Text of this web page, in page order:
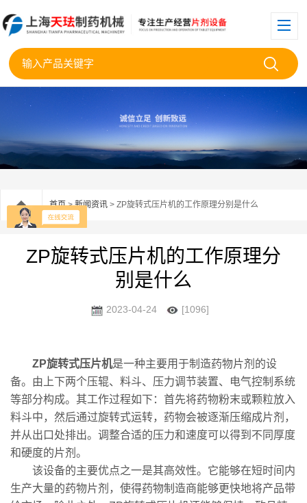
首页>新闻资讯 > ZP旋转式压片机的工作原理分别是什么
ZP旋转式压片机的工作原理分
别是什么
2023-04-24 [1096]
ZP旋转式压片机是一种主要用于制造药物片剂的设
备。由上下两个压辊、料斗、压力调节装置、电气控制系统
等部分构成。其工作过程如下：首先将药物粉末或颗粒放入
料斗中，然后通过旋转式运转，药物会被逐渐压缩成片剂，
并从出口处排出。调整合适的压力和速度可以得到不同厚度
和硬度的片剂。
该设备的主要优点之一是其高效性。它能够在短时间内
生产大量的药物片剂，使得药物制造商能够更快地将产品带